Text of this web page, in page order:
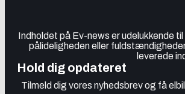
Indholdet på Ev-news er udelukkende
pålideligheden eller
leverede
Hold dig opdateret
Tilmeld dig vores nyhedsbrev og få